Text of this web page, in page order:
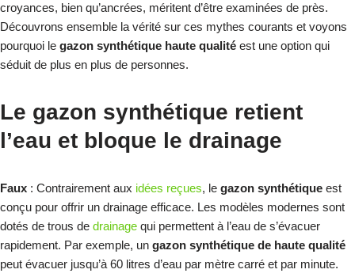
croyances, bien qu’ancrées, méritent d’être examinées de près.
Découvrons ensemble la vérité sur ces mythes courants et voyons
pourquoi le gazon synthétique haute qualité est une option qui
séduit de plus en plus de personnes.
Le gazon synthétique retient
l’eau et bloque le drainage
Faux : Contrairement aux idées reçues, le gazon synthétique est
conçu pour offrir un drainage efficace. Les modèles modernes sont
dotés de trous de drainage qui permettent à l’eau de s’évacuer
rapidement. Par exemple, un gazon synthétique de haute qualité
peut évacuer jusqu’à 60 litres d’eau par mètre carré et par minute.